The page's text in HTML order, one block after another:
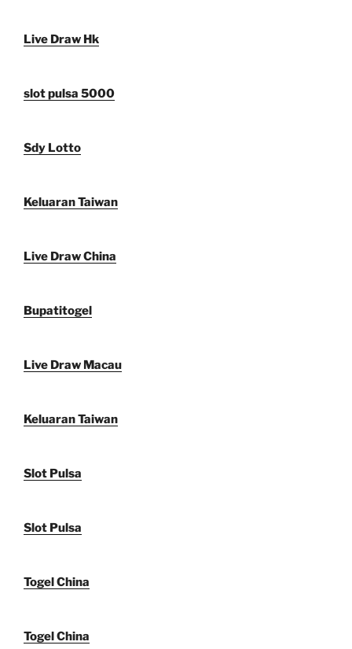
Live Draw Hk
slot pulsa 5000
Sdy Lotto
Keluaran Taiwan
Live Draw China
Bupatitogel
Live Draw Macau
Keluaran Taiwan
Slot Pulsa
Slot Pulsa
Togel China
Togel China